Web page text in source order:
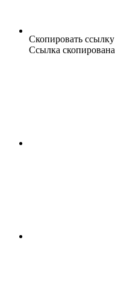
Скопировать ссылку
Ссылка скопирована